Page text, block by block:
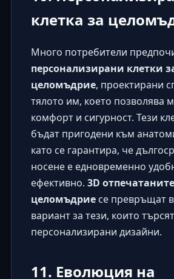
клетка за
Много потребители
персонализирани клетки
целомъдрие, проектирани
тялото им, което позволява
комфорт и сигурност. Тези
бъдат пригодени към
като се гарантира, че
носене е едновременно
ефективно. 3D
целомъдриесе превръщат
вариант за тези, които търсят
персонализирани дизайни.
11. Еволюция на